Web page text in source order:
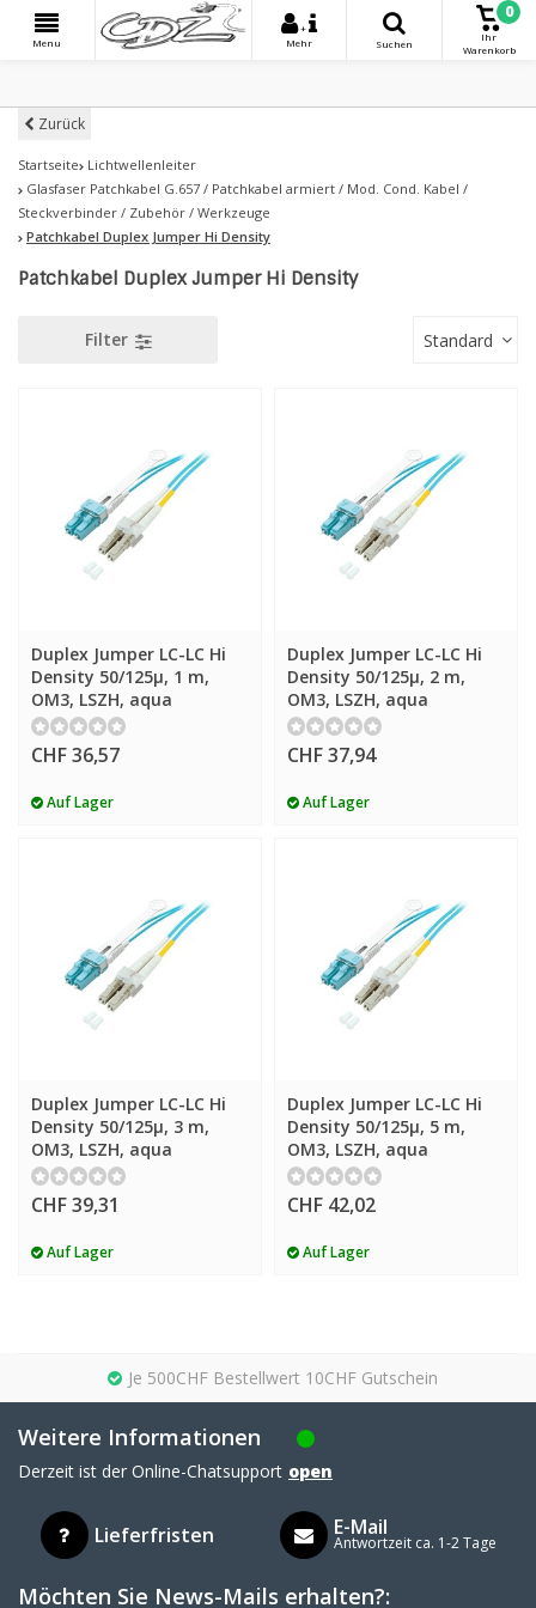
Menu
+
Mehr
Suchen
0
Ihr
Warenkorb
Zurück
Startseite Lichtwellenleiter
Glasfaser Patchkabel G.657 / Patchkabel armiert / Mod. Cond. Kabel /
Steckverbinder / Zubehör / Werkzeuge
Patchkabel Duplex Jumper Hi Density
Patchkabel Duplex Jumper Hi Density
Filter Standard
Duplex Jumper LC-LC Hi
Density 50/125µ, 1 m,
OM3, LSZH, aqua
CHF 36,57
Auf Lager
Duplex Jumper LC-LC Hi
Density 50/125µ, 2 m,
OM3, LSZH, aqua
CHF 37,94
Auf Lager
Duplex Jumper LC-LC Hi
Density 50/125µ, 3 m,
OM3, LSZH, aqua
CHF 39,31
Auf Lager
Duplex Jumper LC-LC Hi
Density 50/125µ, 5 m,
OM3, LSZH, aqua
CHF 42,02
Auf Lager
Je 500CHF Bestellwert 10CHF Gutschein
Weitere Informationen
Derzeit ist der Online-Chatsupport open
Lieferfristen E-Mail
Antwortzeit ca. 1-2 Tage
Möchten Sie News-Mails erhalten?: